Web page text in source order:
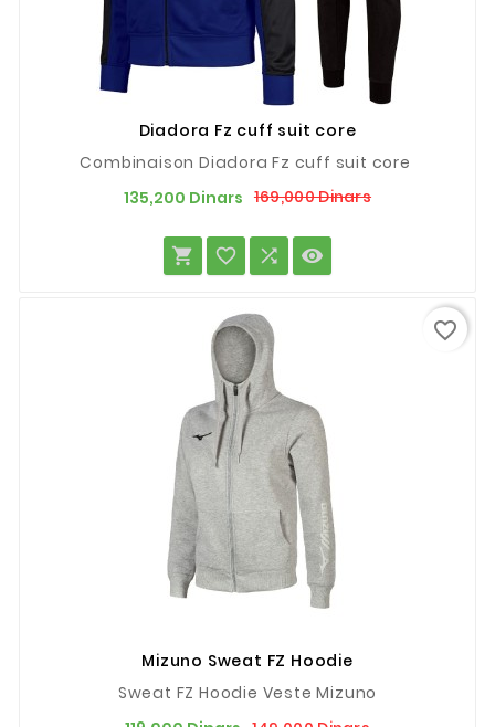
Diadora Fz cuff suit core
Combinaison Diadora Fz cuff suit core
135,200 Dinars 169,000 DinarsPrix
Prix
   
Mizuno Sweat FZ Hoodie
Sweat FZ Hoodie Veste Mizuno
favorite_border